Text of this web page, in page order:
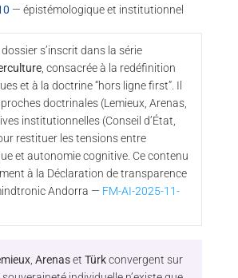
— épistémologique et institutionnel
s’inscrit dans la série
, consacrée à la redéfinition
et à la doctrine “hors ligne first”. Il
doctrinales (Lemieux, Arenas,
institutionnelles (Conseil d’État,
restituer les tensions entre
et autonomie cognitive. Ce contenu
à la Déclaration de transparence
Andorra — FM-AI-2025-11-
,ArenasetTürkconvergent sur